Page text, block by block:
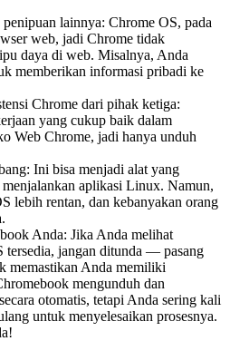
penipuan lainnya: Chrome OS, pada
web, jadi Chrome tidak
daya di web. Misalnya, Anda
memberikan informasi pribadi ke
Chrome dari pihak ketiga:
yang cukup baik dalam
Web Chrome, jadi hanya unduh
Ini bisa menjadi alat yang
aplikasi Linux. Namun,
lebih rentan, dan kebanyakan orang
Anda: Jika Anda melihat
tersedia, jangan ditunda — pasang
memastikan Anda memiliki
mengunduh dan
otomatis, tetapi Anda sering kali
untuk menyelesaikan prosesnya.